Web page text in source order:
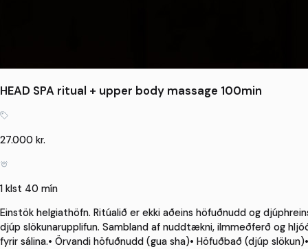
HEAD SPA ritual + upper body massage 100min
27.000 kr.
1 klst 40 mín
Einstök helgiathöfn. Ritúalið er ekki aðeins höfuðnudd og
djúp slökunarupplifun. Sambland af nuddtækni, ilmmeðferð og
fyrir sálina.• Örvandi höfuðnudd (gua sha)• Höfuðbað (djúp